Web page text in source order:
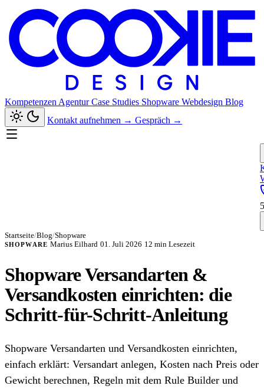
Kompetenzen AgenturCase Studies Shopware Webdesign Blog
Kontakt aufnehmen → Gespräch →
Startseite/Blog/Shopware
SHOPWARE Marius Eilhard 01. Juli 2026 12 min Lesezeit
Shopware Versandarten &
Versandkosten einrichten: die
Schritt-für-Schritt-Anleitung
Shopware Versandarten und Versandkosten einrichten,
einfach erklärt: Versandart anlegen, Kosten nach Preis oder
Gewicht berechnen, Regeln mit dem Rule Builder und